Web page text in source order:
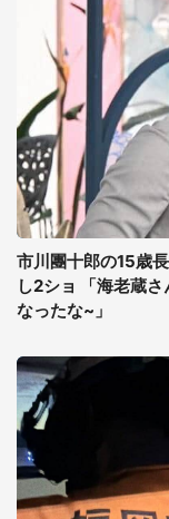
市川團十郎の15歳
し2ショ 「海老蔵
なったな~」